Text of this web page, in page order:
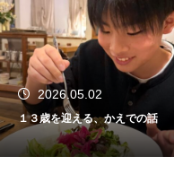
2026.04.12
自然栽培へは、段階がある。森羅
万象への気づき